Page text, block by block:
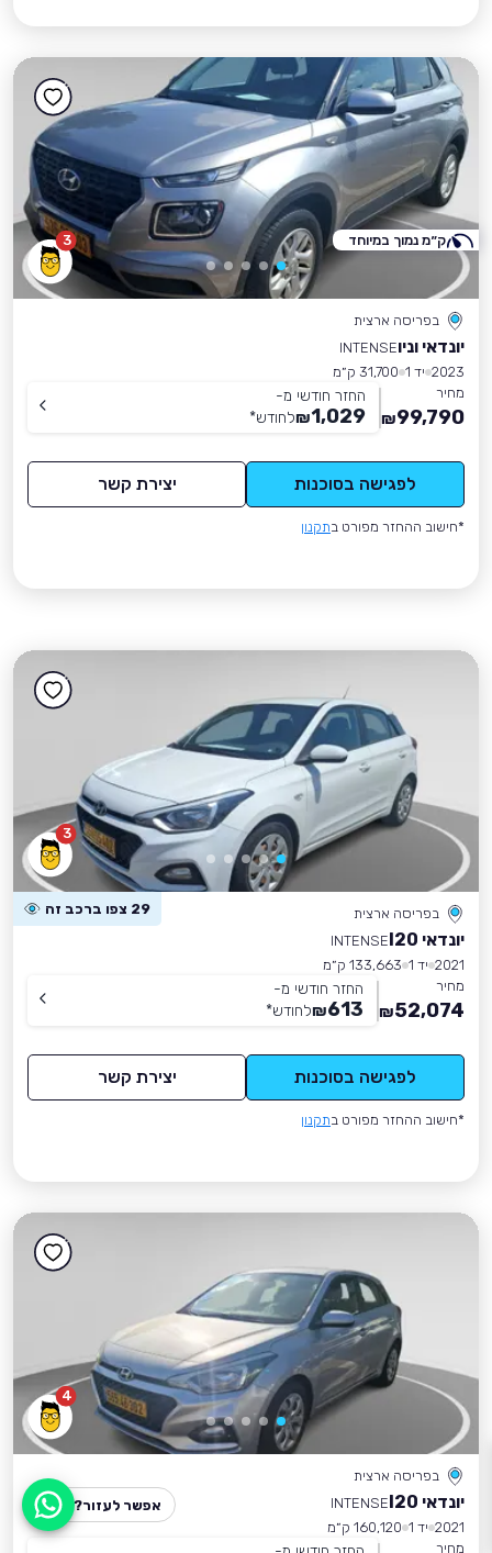
3
בפריסה ארצית
יונדאי וניוINTENSE
2023 יד 1
31,700 ק״מ
מחיר
99,790
₪
החזר חודשי מ-
1,029
₪לחודש*
לפגישה בסוכנות יצירת קשר
*חישוב ההחזר מפורט בתקנון
ק״מ נמוך במיוחד
3
בפריסה ארצית 29 צפו ברכב זה
יונדאי I20
INTENSE
2021 יד 1
133,663 ק״מ
מחיר
52,074
₪
החזר חודשי מ-
613
₪לחודש*
לפגישה בסוכנות יצירת קשר
*חישוב ההחזר מפורט בתקנון
4
בפריסה ארצית
יונדאי I20
INTENSE
2021 יד 1
160,120 ק״מ
מחיר
אפשר לעזור?